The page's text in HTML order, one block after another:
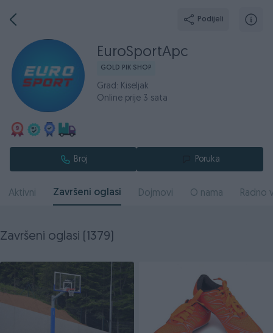
Podijeli
EuroSportApc
GOLD PIK SHOP
Grad: Kiseljak
Online prije 3 sata
Broj Poruka
Aktivni Završeni oglasi Dojmovi O nama Radno
Završeni oglasi (1379)